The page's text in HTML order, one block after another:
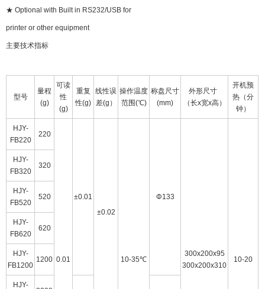
★ Optional with Built in RS232/USB for
printer or other equipment
主要技术指标
型号
量程
(g)
可读
性
(g)
重复
性(g)
线性误
差(g）
操作温度
范围(℃)
称盘尺寸
(mm)
外形尺寸
（长x宽x高）
开机预
热（分
钟）
HJY-
FB220
220
0.01
±0.01
±0.02
10-35℃
Φ133
300x200x95
300x200x310
10-20
HJY-
FB320
320
HJY-
FB520
520
HJY-
FB620
620
HJY-
FB1200
1200
HJY-